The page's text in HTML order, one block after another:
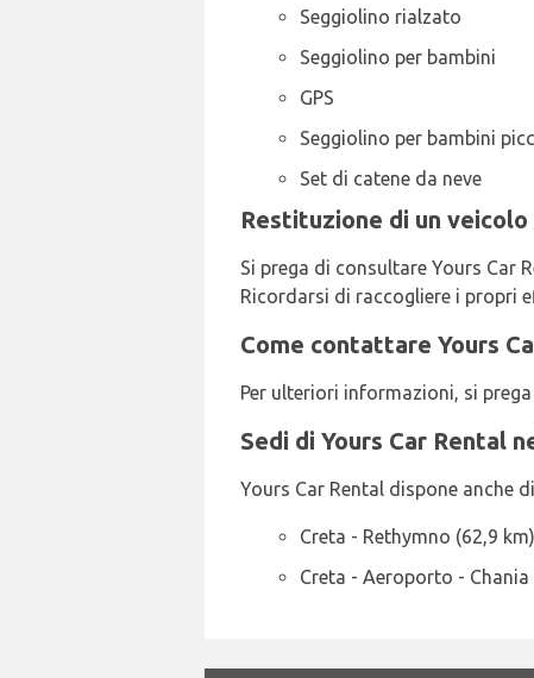
Seggiolino rialzato
Seggiolino per bambini
GPS
Seggiolino per bambini
Set di catene da neve
Restituzione di un
Si prega di consultare Yours Car
Ricordarsi di raccogliere i propri
Come contattare Yours
Per ulteriori informazioni, si
Sedi di Yours Car Rental
Yours Car Rental dispone anche
Creta - Rethymno (62,9 km)
Creta - Aeroporto - Chania